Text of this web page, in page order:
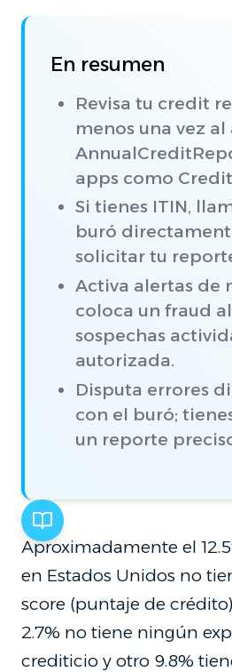
En resumen
Revisa tu credit
menos una vez al
apps como
Si tienes ITIN,
buró
solicitar tu
Activa alertas de
coloca un fraud
sospechas
autorizada.
Disputa errores
con el buró;
un reporte
Aproximadamente el
en Estados Unidos no
score (puntaje de
2.7% no tiene ningún
crediticio y otro 9.8%